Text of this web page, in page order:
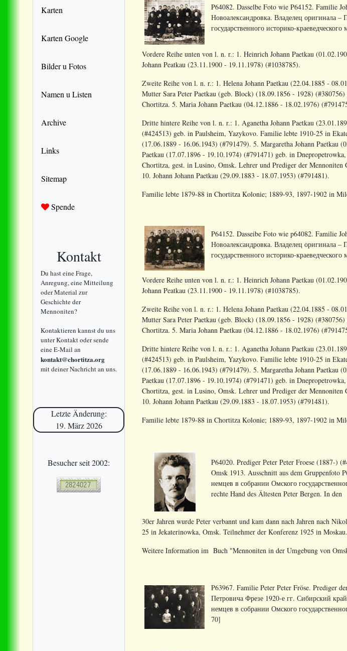
Karten
Karten Google
Bilder u Fotos
Namen u Listen
Archive
Links
Sitemap
Spende
Kontakt
Du hast eine Frage,
Anregung, eine Mitteilung
oder Material zur
Geschichte der
Mennoniten?
Kontaktieren kannst du uns
unter Kontakt oder sende
eine E-Mail an
kontakt@chortitza.org
mit deiner Nachricht an uns.
Letzte Änderung:
19. März 2026
Besucher seit 2002:
P64082. Dasselbe Foto wie P64152. Familie
Новоалександровка. Владелец оригинала
государственного историко-
Vordere Reihe unten von l. n. r.: 1. Heinrich Johann Paetkau
Johann Peatkau (23.11.1900 - 19.11.1978) (#1038785).
Zweite Reihe von l. n. r.: 1. Helena Johann Paetkau (22.04.1885 -
Mutter Sara Peter Paetkau (geb. Block) (18.09.1856 - 1928)
Chortitza. 5. Maria Johann Paetkau (04.12.1886 - 18.02.1976)
Dritte hintere Reihe von l. n. r.: 1. Aganetha Johann Paetkau
(#424513) geb. in Paulsheim, Yazykovo. Familie lebte 1910-25 in
(17.06.1889 - 16.06.1943) (#791479). 5. Margaretha Johann Paetkau
Paetkau (17.07.1896 - 19.10.1974) (#791471) geb. in
Chortitza, gest. in Lusino, Omsk. Lehrer und Prediger der
10. Johann Johann Paetkau (29.09.1883 - 18.07.1953) (#791481).
Familie lebte 1879-88 in Chortitza Kolonie; 1889-93, 1897-1902 in
P64152. Dasseibe Foto wie p64082. Familie
Новоалександровка. Владелец оригинала
государственного историко-
Vordere Reihe unten von l. n. r.: 1. Heinrich Johann Paetkau
Johann Peatkau (23.11.1900 - 19.11.1978) (#1038785).
Zweite Reihe von l. n. r.: 1. Helena Johann Paetkau (22.04.1885 -
Mutter Sara Peter Paetkau (geb. Block) (18.09.1856 - 1928)
Chortitza. 5. Maria Johann Paetkau (04.12.1886 - 18.02.1976)
Dritte hintere Reihe von l. n. r.: 1. Aganetha Johann Paetkau
(#424513) geb. in Paulsheim, Yazykovo. Familie lebte 1910-25 in
(17.06.1889 - 16.06.1943) (#791479). 5. Margaretha Johann Paetkau
Paetkau (17.07.1896 - 19.10.1974) (#791471) geb. in
Chortitza, gest. in Lusino, Omsk. Lehrer und Prediger der
10. Johann Johann Paetkau (29.09.1883 - 18.07.1953) (#791481).
Familie lebte 1879-88 in Chortitza Kolonie; 1889-93, 1897-1902 in
P64020. Prediger Peter Peter Froese (1887-)
Omsk 1913. Ausschnitt aus dem
немцев в собрании Омского
rechte Hand des Ältesten Peter Bergen. In den
30er Jahren wurde Peter verbannt und kam dann nach Jahren nach
25 in Jekaterinowka, Omsk. Teilnehmer der Konferenz 1925 in
Weitere Information im Buch "Mennoniten in der Umgebung von
P63967. Familie Peter Peter Fröse. Prediger
Петровича Фрезе 1920-е гг. Сибирский
немцев в собрании Омского
70]